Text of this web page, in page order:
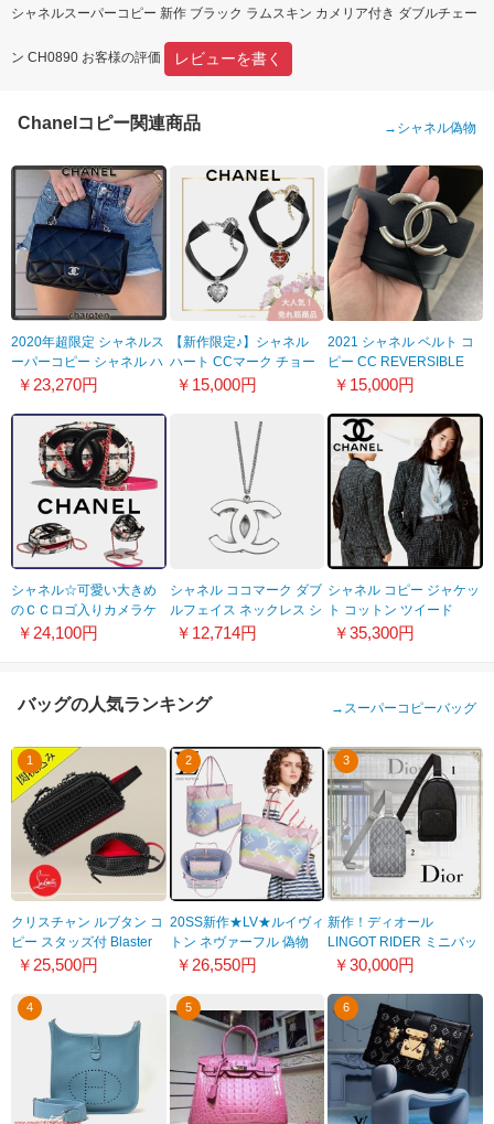
シャネルスーパーコピー 新作 ブラック ラムスキン カメリア付き ダブルチェー
ン CH0890 お客様の評価 レビューを書く
Chanelコピー関連商品 → シャネル偽物
2020年超限定 シャネルス
ーパーコピー シャネル ハ
ンドル付き マトラッセフ
￥23,270円
【新作限定♪】シャネル
ハート CCマーク チョー
カー コピー 2色 AB6565
￥15,000円
2021 シャネル ベルト コ
ピー CC REVERSIBLE
BELT black/burgundy
￥15,000円
シャネル☆可愛い大きめ
のＣＣロゴ入りカメラケ
ース コピー B02882
￥24,100円
シャネル ココマーク ダブ
ルフェイス ネックレス シ
ルバー＆ホワイト A6130
￥12,714円
シャネル コピー ジャケッ
ト コットン ツイード
P73315V64912NJ585
￥35,300円
バッグの人気ランキング → スーパーコピーバッグ
1
クリスチャン ルブタン コ
ピー スタッズ付 Blaster
トラベルケース
￥25,500円
2
20SS新作★LV★ルイヴィ
トン ネヴァーフル 偽物
エスカル MM M45270
￥26,550円
3
新作！ディオール
LINGOT RIDER ミニバッ
クパック コピー ブラック
￥30,000円
4 5 6